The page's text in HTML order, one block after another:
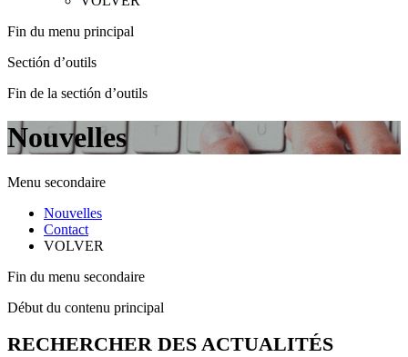
Fin du menu principal
Sectión d’outils
Fin de la sectión d’outils
Nouvelles
Menu secondaire
Nouvelles
Contact
VOLVER
Fin du menu secondaire
Début du contenu principal
RECHERCHER DES ACTUALITÉS